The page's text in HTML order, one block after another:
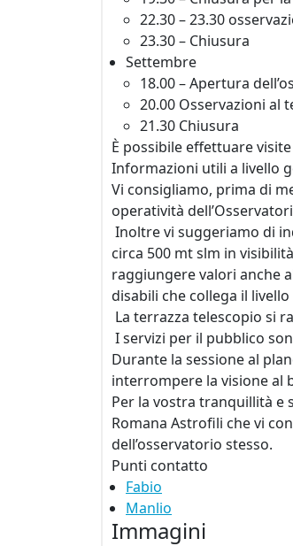
22.30 – 23.30
23.30 – Chiusura
Settembre
18.00 – Apertura
20.00 Osservazioni al
21.30 Chiusura
È possibile effettuare
Informazioni utili a livello
Vi consigliamo, prima di
operatività
Inoltre vi suggeriamo di
circa 500 mt slm in
raggiungere valori anche
disabili che collega il
La terrazza telescopio si
I servizi per il pubblico
Durante la sessione al
interrompere la visione al
Per la vostra tranquillità e
Romana Astrofili che vi
dell’osservatorio stesso.
Punti contatto
Fabio
Manlio
Immagini